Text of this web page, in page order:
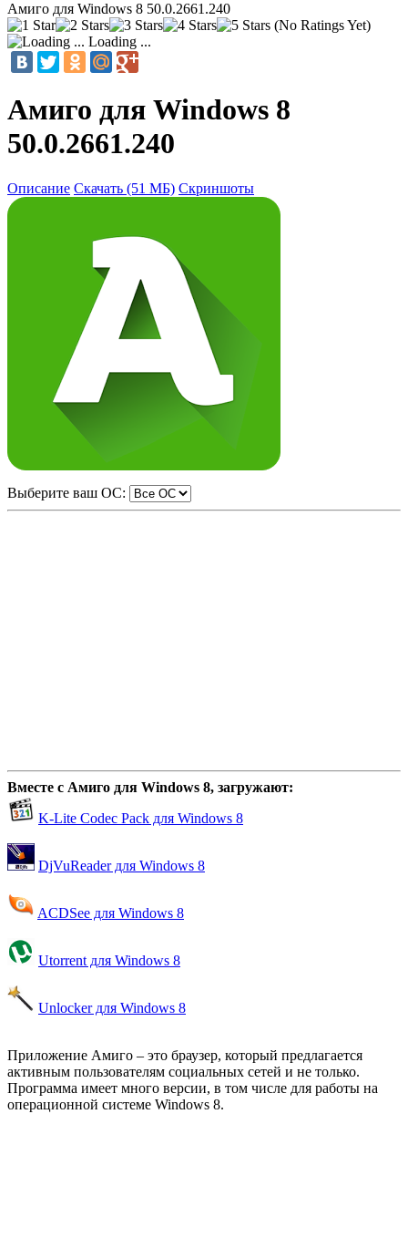
Амиго для Windows 8 50.0.2661.240
(No Ratings Yet)
Loading ...
Амиго для Windows 8
50.0.2661.240
Описание Скачать (51 МБ) Скриншоты
Выберите ваш ОС:
Вместе с Амиго для Windows 8, загружают:
K-Lite Codec Pack для Windows 8
DjVuReader для Windows 8
ACDSee для Windows 8
Utorrent для Windows 8
Unlocker для Windows 8
Приложение Амиго – это браузер, который предлагается
активным пользователям социальных сетей и не только.
Программа имеет много версии, в том числе для работы на
операционной системе Windows 8.